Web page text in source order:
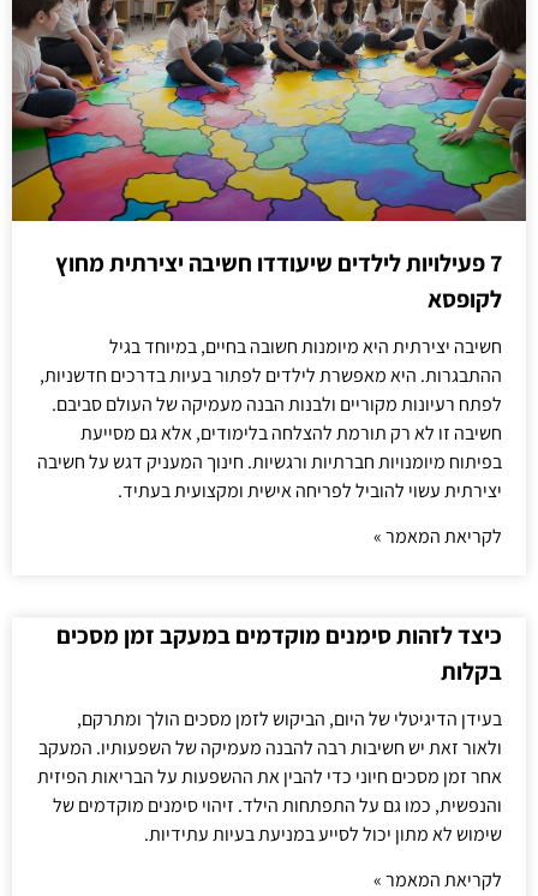
7 פעילויות לילדים שיעודדו חשיבה יצירתית מחוץ
לקופסא
חשיבה יצירתית היא מיומנות חשובה בחיים, במיוחד בגיל
ההתבגרות. היא מאפשרת לילדים לפתור בעיות בדרכים חדשניות,
לפתח רעיונות מקוריים ולבנות הבנה מעמיקה של העולם סביבם.
חשיבה זו לא רק תורמת להצלחה בלימודים, אלא גם מסייעת
בפיתוח מיומנויות חברתיות ורגשיות. חינוך המעניק דגש על חשיבה
יצירתית עשוי להוביל לפריחה אישית ומקצועית בעתיד.
לקריאת המאמר »
כיצד לזהות סימנים מוקדמים במעקב זמן מסכים
בקלות
בעידן הדיגיטלי של היום, הביקוש לזמן מסכים הולך ומתרקם,
ולאור זאת יש חשיבות רבה להבנה מעמיקה של השפעותיו. המעקב
אחר זמן מסכים חיוני כדי להבין את ההשפעות על הבריאות הפיזית
והנפשית, כמו גם על התפתחות הילד. זיהוי סימנים מוקדמים של
שימוש לא מתון יכול לסייע במניעת בעיות עתידיות.
לקריאת המאמר »